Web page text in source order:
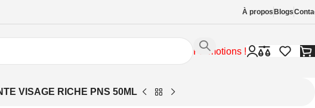
À propos Blogs
Promotions !
VISAGE RICHE PNS 50ML